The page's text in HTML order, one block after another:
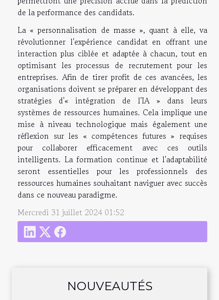
NOUVEAUTÉS
de la performance des candidats.
La « personnalisation de masse », quant à elle, va
révolutionner l'expérience candidat en offrant une
interaction plus ciblée et adaptée à chacun, tout en
optimisant les processus de recrutement pour les
entreprises. Afin de tirer profit de ces avancées, les
organisations doivent se préparer en développant des
stratégies d'« intégration de l'IA » dans leurs
systèmes de ressources humaines. Cela implique une
mise à niveau technologique mais également une
réflexion sur les « compétences futures » requises
pour collaborer efficacement avec ces outils
intelligents. La formation continue et l'adaptabilité
seront essentielles pour les professionnels des
ressources humaines souhaitant naviguer avec succès
dans ce nouveau paradigme.
Mercredi 31 juillet 2024 01:52